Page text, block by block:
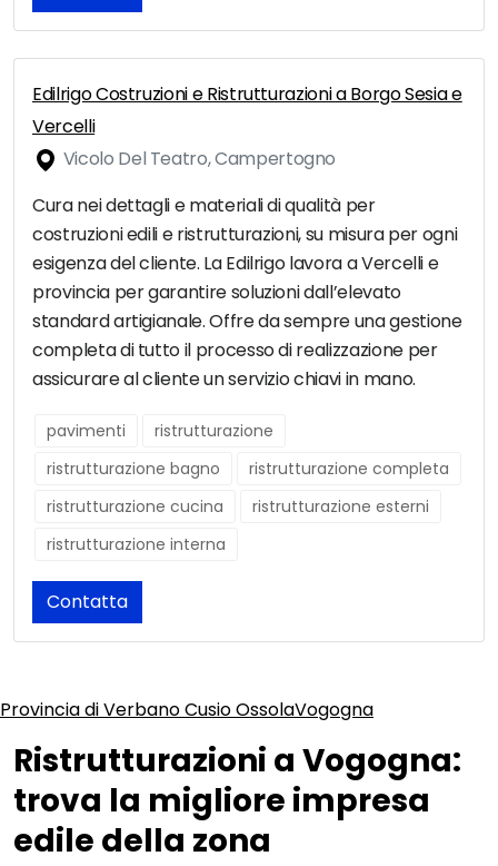
Edilrigo Costruzioni e Ristrutturazioni a Borgo Sesia e
Vercelli
Vicolo Del Teatro, Campertogno
Cura nei dettagli e materiali di qualità per
costruzioni edili e ristrutturazioni, su misura per ogni
esigenza del cliente. La Edilrigo lavora a Vercelli e
provincia per garantire soluzioni dall’elevato
standard artigianale. Offre da sempre una gestione
completa di tutto il processo di realizzazione per
assicurare al cliente un servizio chiavi in mano.
pavimenti
ristrutturazione
ristrutturazione bagno
ristrutturazione completa
ristrutturazione cucina
ristrutturazione esterni
ristrutturazione interna
Contatta
Provincia di Verbano Cusio OssolaVogogna
Ristrutturazioni a Vogogna:
trova la migliore impresa
edile della zona